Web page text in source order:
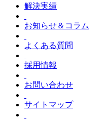
解決実績
お知らせ＆コラム
よくある質問
採用情報
お問い合わせ
サイトマップ